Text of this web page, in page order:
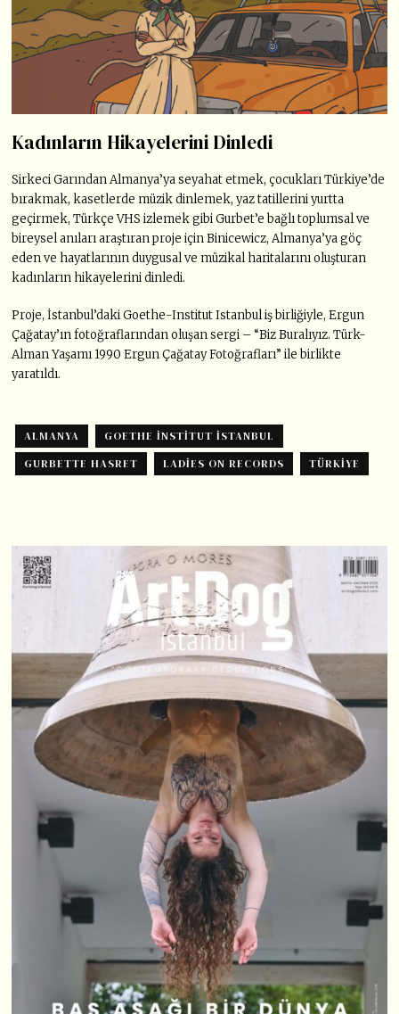
Kadınların Hikayelerini Dinledi
Sirkeci Garından Almanya’ya seyahat etmek, çocukları Türkiye’de
bırakmak, kasetlerde müzik dinlemek, yaz tatillerini yurtta
geçirmek, Türkçe VHS izlemek gibi Gurbet’e bağlı toplumsal ve
bireysel anıları araştıran proje için Binicewicz, Almanya’ya göç
eden ve hayatlarının duygusal ve müzikal haritalarını oluşturan
kadınların hikayelerini dinledi.
Proje, İstanbul’daki Goethe-Institut Istanbul iş birliğiyle, Ergun
Çağatay’ın fotoğraflarından oluşan sergi – “Biz Buralıyız. Türk-
Alman Yaşamı 1990 Ergun Çağatay Fotoğrafları” ile birlikte
yaratıldı.
ALMANYA
GOETHE INSTITUT ISTANBUL
GURBETTE HASRET
LADIES ON RECORDS TÜRKIYE